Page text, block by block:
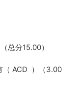
总分15.00）
（ ACD ）（3.00